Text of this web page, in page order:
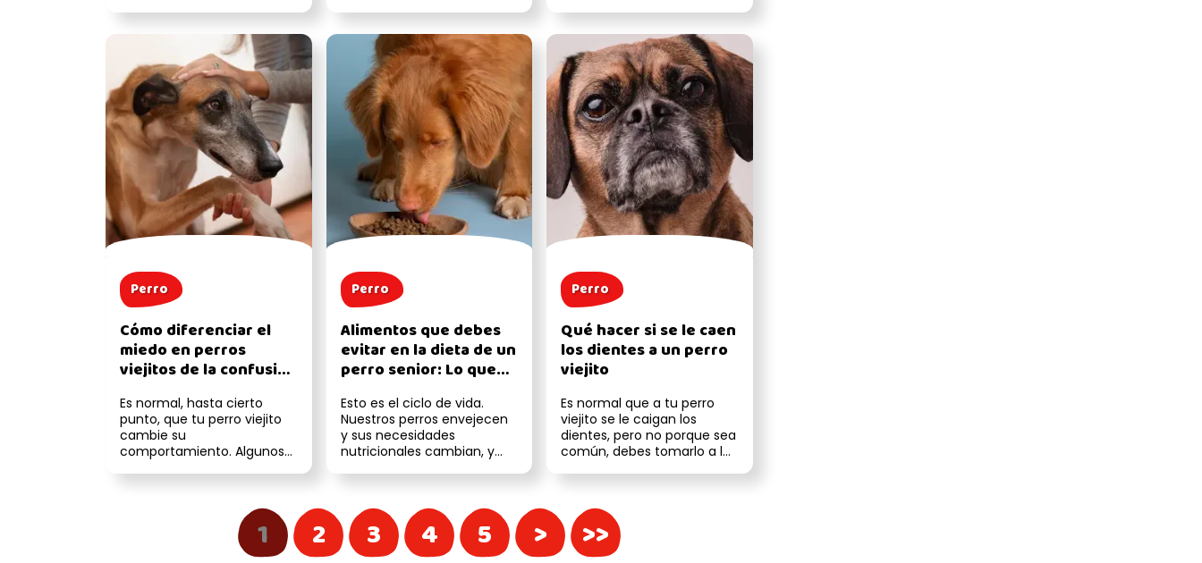
Perro
Cómo diferenciar el
miedo en perros
viejitos de la confusión
Es normal, hasta cierto
punto, que tu perro viejito
cambie su
comportamiento. Algunos
Perro
Alimentos que debes
evitar en la dieta de un
perro senior: Lo que
perros viejos
Esto es el ciclo de vida.
Nuestros perros envejecen
y sus necesidades
nutricionales cambian, y
Perro
Qué hacer si se le caen
los dientes a un perro
viejito
Es normal que a tu perro
viejito se le caigan los
dientes, pero no porque sea
común, debes tomarlo a la
1 2 3 4 5 > >>